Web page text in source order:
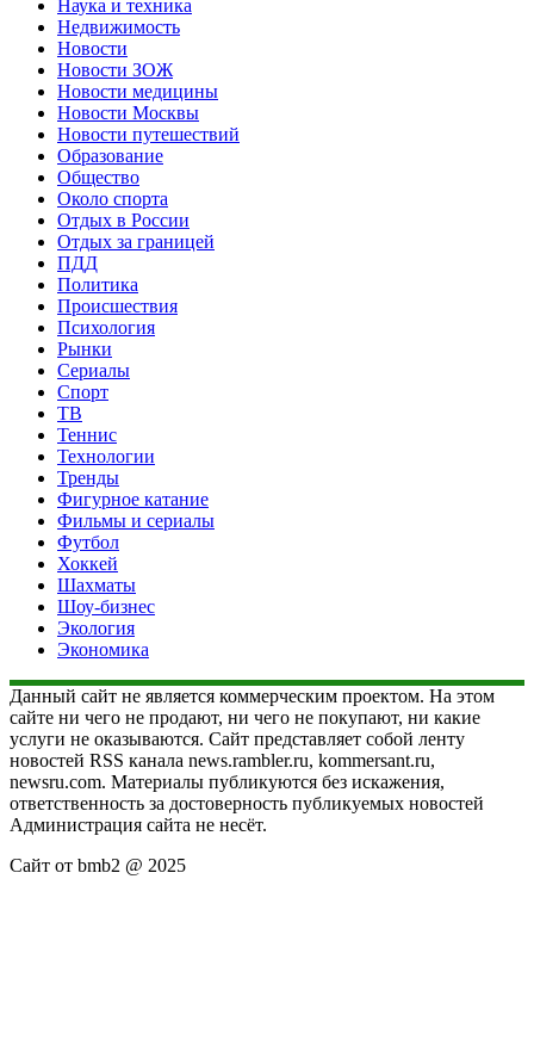
Наука и техника
Недвижимость
Новости
Новости ЗОЖ
Новости медицины
Новости Москвы
Новости путешествий
Образование
Общество
Около спорта
Отдых в России
Отдых за границей
ПДД
Политика
Происшествия
Психология
Рынки
Сериалы
Спорт
ТВ
Теннис
Технологии
Тренды
Фигурное катание
Фильмы и сериалы
Футбол
Хоккей
Шахматы
Шоу-бизнес
Экология
Экономика
Данный сайт не является коммерческим проектом. На этом
сайте ни чего не продают, ни чего не покупают, ни какие
услуги не оказываются. Сайт представляет собой ленту
новостей RSS канала news.rambler.ru, kommersant.ru,
newsru.com. Материалы публикуются без искажения,
ответственность за достоверность публикуемых новостей
Администрация сайта не несёт.
Сайт от bmb2 @ 2025